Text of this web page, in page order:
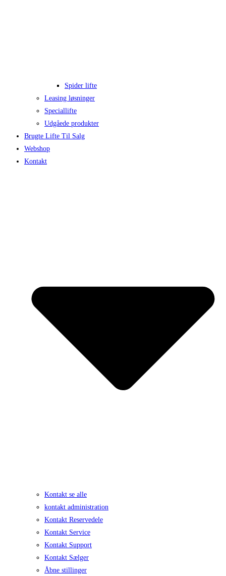
Spider lifte
Leasing løsninger
Speciallifte
Udgåede produkter
Brugte Lifte Til Salg
Webshop
Kontakt
Kontakt se alle
kontakt administration
Kontakt Reservedele
Kontakt Service
Kontakt Support
Kontakt Sælger
Åbne stillinger